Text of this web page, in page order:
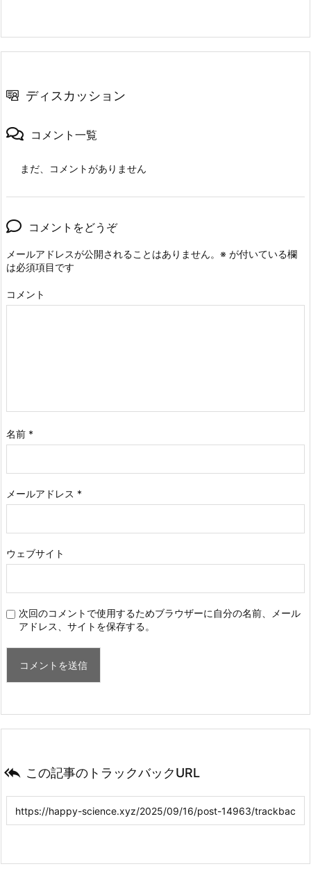
ディスカッション
コメント一覧
まだ、コメントがありません
コメントをどうぞ
メールアドレスが公開されることはありません。 ※ が付いている欄
は必須項目です
コメント
名前 *
メールアドレス *
ウェブサイト
次回のコメントで使用するためブラウザーに自分の名前、メール
アドレス、サイトを保存する。
 この記事のトラックバックURL